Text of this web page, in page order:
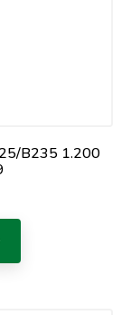
B235 1.200